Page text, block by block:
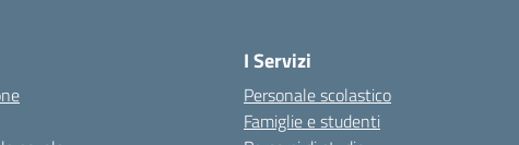
I Servizi
Personale scolastico
Famiglie e studenti